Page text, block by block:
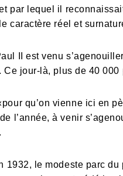
par lequel il
caractère réel et
II est venu
jour-là, plus de 40
qu’on vienne ici en
l’année, à venir
1932, le modeste parc